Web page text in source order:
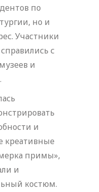
по
но и
Участники
с
и
и
креативные
примы»,
и
костюм.